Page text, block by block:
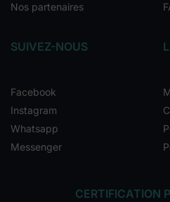
Nos partenaires
SUIVEZ-NOUS
Facebook
Instagram
Whatsapp
Messenger
CERTIFICATION